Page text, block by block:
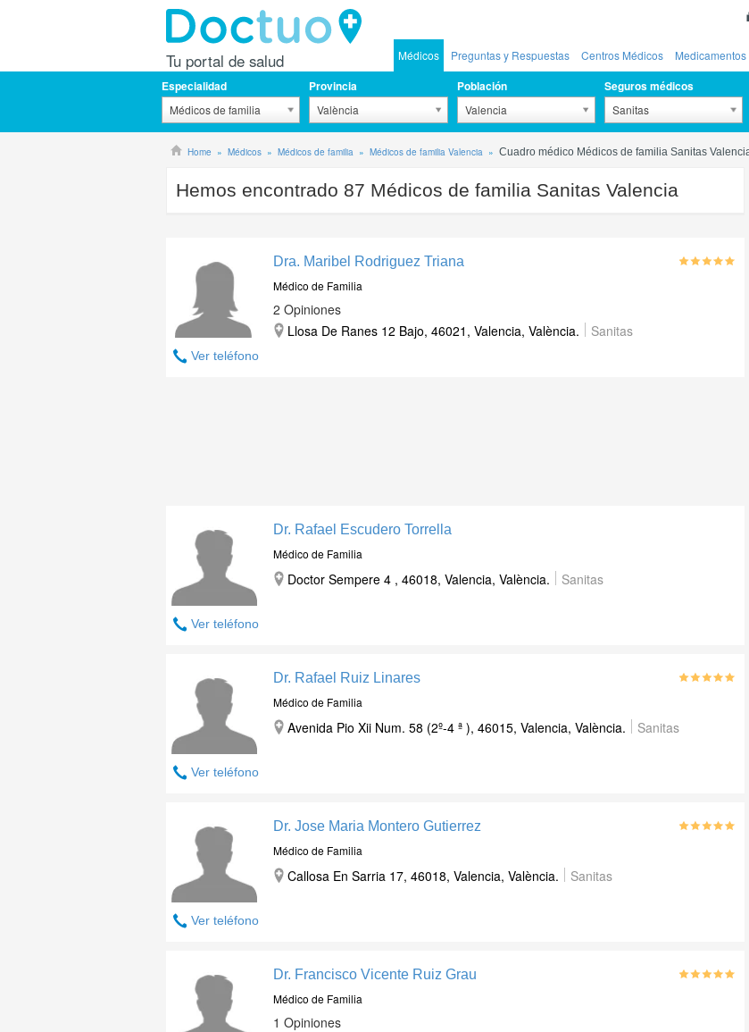
Tu portal de salud Médicos Preguntas y Respuestas Centros Médicos Medicamentos
Especialidad
Médicos de familia
Provincia
València
Población
Valencia
Seguros médicos
Sanitas
Home Médicos Médicos de familia Médicos de familia Valencia Cuadro médico Médicos de familia Sanitas
Hemos encontrado 87 Médicos de familia Sanitas Valencia
Ver teléfono
Dra. Maribel Rodriguez Triana
Médico de Familia
2 Opiniones
Llosa De Ranes 12 Bajo, 46021, Valencia, València.
Sanitas
Ver teléfono
Dr. Rafael Escudero Torrella
Médico de Familia
Doctor Sempere 4 , 46018, Valencia, València. Sanitas
Ver teléfono
Dr. Rafael Ruiz Linares
Médico de Familia
Avenida Pio Xii Num. 58 (2º-4 ª ), 46015, Valencia, València. Sanitas
Ver teléfono
Dr. Jose Maria Montero Gutierrez
Médico de Familia
Callosa En Sarria 17, 46018, Valencia, València. Sanitas
Dr. Francisco Vicente Ruiz Grau
Médico de Familia
1 Opiniones